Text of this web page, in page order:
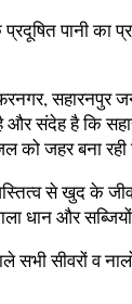
पानी
और संदेह है कि
को जहर बना
से खुद के
धान और
सीवरों व